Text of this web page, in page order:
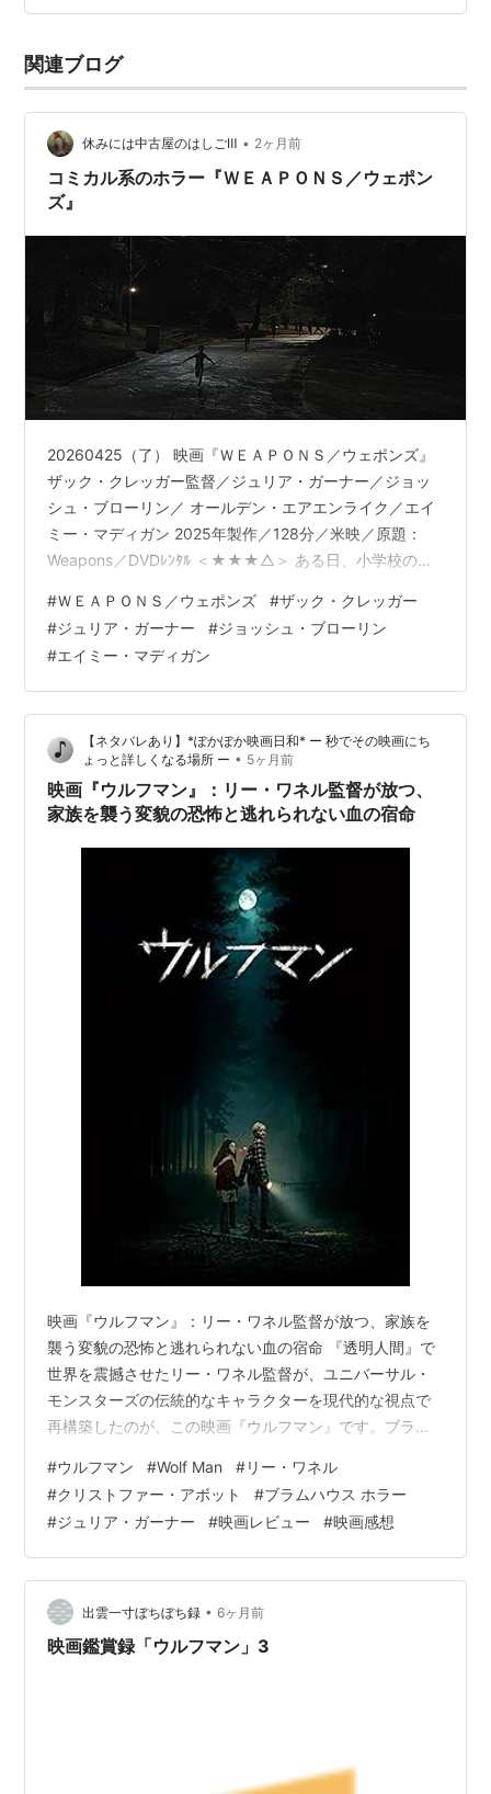
「ロイヤルホテル」でアルバイトする女性2人に襲いかか
キャッチコピーは「私の我慢は、限界を超えた。」 ＜ス
トーリー＞カ…
関連ブログ
休みには中古屋のはしごⅢ • 2ヶ月前
コミカル系のホラー『ＷＥＡＰＯＮＳ／ウェポン
ズ』
20260425（了） 映画『ＷＥＡＰＯＮＳ／ウェポンズ』
ザック・クレッガー監督／ジュリア・ガーナー／ジョッ
シュ・ブローリン／ オールデン・エアエンライク／エイ
ミー・マディガン 2025年製作／128分／米映／原題：
Weapons／DVDﾚﾝﾀﾙ ＜★★★△＞ ある日、小学校の同
時 １７分だったかに、家を抜け出し、どこかに消えてし
まった。両腕を少し広げ たヘンな格好で走って。 これ、
ホラーらしいんだけど、怖くない、むしろ笑ってしま
う。なんとなく面 白いアイデア（構造）だったな
ぁ・・・でもデジャヴ感もちょっぴり・・・ はじめはな
んだか感じの悪い…
#ＷＥＡＰＯＮＳ／ウェポンズ #ザック・クレッガー
#ジュリア・ガーナー #ジョッシュ・ブローリン
#エイミー・マディガン
【ネタバレあり】*ぽかぽか映画日和* ー 秒でその映画にち
ょっと詳しくなる場所 ー • 5ヶ月前
映画『ウルフマン』：リー・ワネル監督が放つ、
家族を襲う変貌の恐怖と逃れられない血の宿命
映画『ウルフマン』：リー・ワネル監督が放つ、家族を
襲う変貌の恐怖と逃れられない血の宿命 『透明人間』で
世界を震撼させたリー・ワネル監督が、ユニバーサル・
モンスターズの伝統的なキャラクターを現代的な視点で
再構築したのが、この映画『ウルフマン』です。ブラム
スター映画に留まらない、家族の崩壊と自己の変貌を描
く心理的ホラーに仕上げています。主演にクリストファ
ー・アボット、共演にジュリア・ガーナーという実力派
を迎え、オレゴンの大自然に潜む闇と、逃げ場のない極
限状態の恐怖が全編を支配します。
#ウルフマン #Wolf Man #リー・ワネル
#クリストファー・アボット #ブラムハウス ホラー
#ジュリア・ガーナー #映画レビュー #映画感想
出雲一寸ぼちぼち録 • 6ヶ月前
映画鑑賞録「ウルフマン」3